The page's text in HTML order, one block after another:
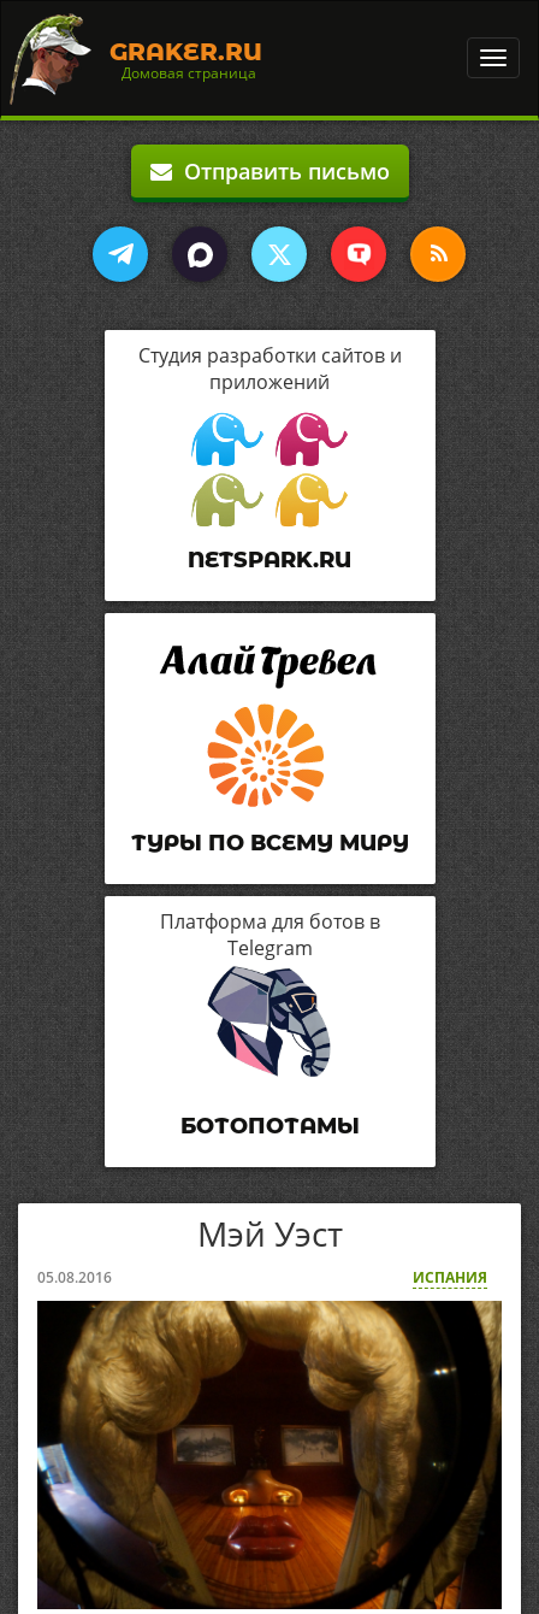
GRAKER.RU
Домовая страница
Отправить письмо
Студия разработки сайтов и
приложений
NETSPARK.RU
ТУРЫ ПО ВСЕМУ МИРУ
Платформа для ботов в
Telegram
БОТОПОТАМЫ
Мэй Уэст
05.08.2016 ИСПАНИЯ